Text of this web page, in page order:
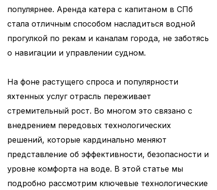
популярнее. Аренда катера с капитаном в СПб
стала отличным способом насладиться водной
прогулкой по рекам и каналам города, не заботясь
о навигации и управлении судном.
На фоне растущего спроса и популярности
яхтенных услуг отрасль переживает
стремительный рост. Во многом это связано с
внедрением передовых технологических
решений, которые кардинально меняют
представление об эффективности, безопасности и
уровне комфорта на воде. В этой статье мы
подробно рассмотрим ключевые технологические